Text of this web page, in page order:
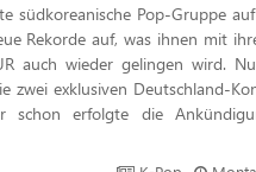
südkoreanische Pop-Gruppe
Rekorde auf, was ihnen mit
auch wieder gelingen wird.
zwei exklusiven Deutschland-
schon erfolgte die